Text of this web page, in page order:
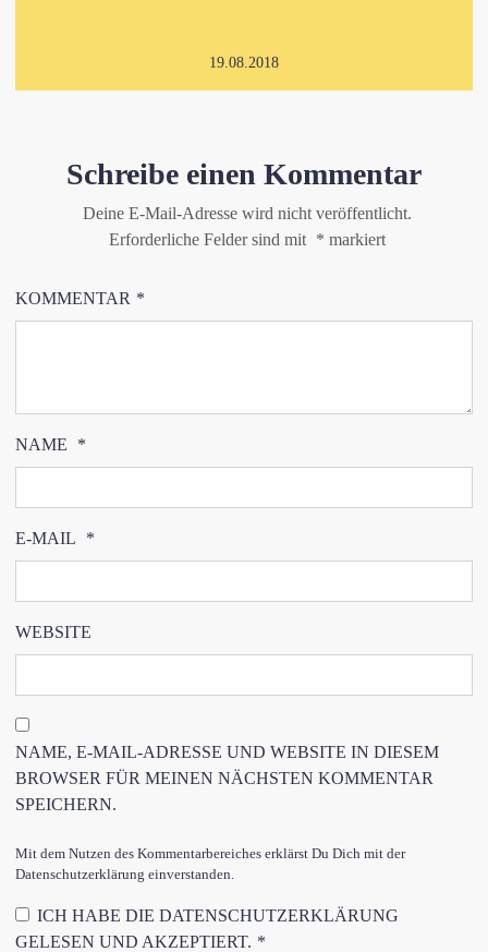
19.08.2018
Schreibe einen Kommentar
Deine E-Mail-Adresse wird nicht veröffentlicht.
Erforderliche Felder sind mit * markiert
KOMMENTAR *
NAME *
E-MAIL *
WEBSITE
NAME, E-MAIL-ADRESSE UND WEBSITE IN DIESEM
BROWSER FÜR MEINEN NÄCHSTEN KOMMENTAR
SPEICHERN.
Mit dem Nutzen des Kommentarbereiches erklärst Du Dich mit der
Datenschutzerklärung einverstanden.
ICH HABE DIE DATENSCHUTZERKLÄRUNG
GELESEN UND AKZEPTIERT. *